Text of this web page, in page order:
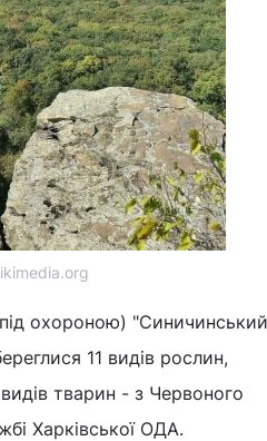
охороною)
11 видів рослин,
тварин - з Червоного
Харківської ОДА.